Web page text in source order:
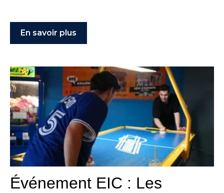
En savoir plus
Événement EIC : Les